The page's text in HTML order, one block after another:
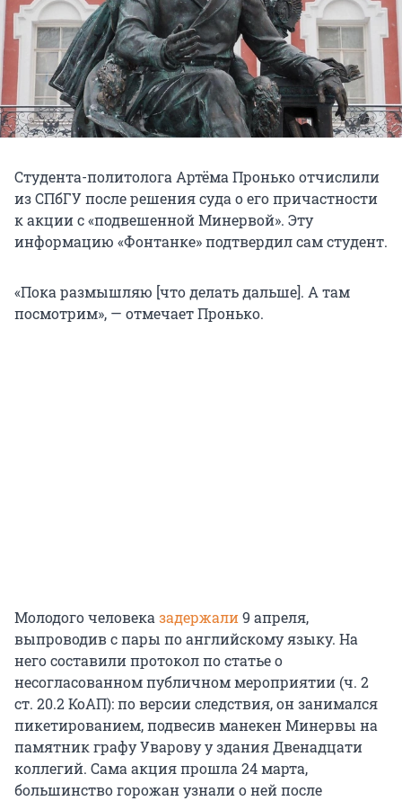
Студента-политолога Артёма Пронько отчислили
из СПбГУ после решения суда о его причастности
к акции с «подвешенной Минервой». Эту
информацию «Фонтанке» подтвердил сам студент.
«Пока размышляю [что делать дальше]. А там
посмотрим», — отмечает Пронько.
Молодого человеказадержали9 апреля,
выпроводив с пары по английскому языку. На
него составили протокол по статье о
несогласованном публичном мероприятии (ч. 2
ст. 20.2 КоАП): по версии следствия, он занимался
пикетированием, подвесив манекен Минервы на
памятник графу Уварову у здания Двенадцати
коллегий. Сама акция прошла 24 марта,
большинство горожан узнали о ней после